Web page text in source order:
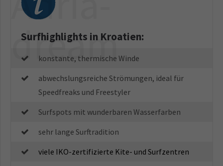
Surfhighlights in Kroatien:
dream
konstante, thermische Winde
abwechslungsreiche Strömungen, ideal für
Speedfreaks und Freestyler
Surfspots mit wunderbaren Wasserfarben
sehr lange Surftradition
viele IKO-zertifizierte Kite- und Surfzentren